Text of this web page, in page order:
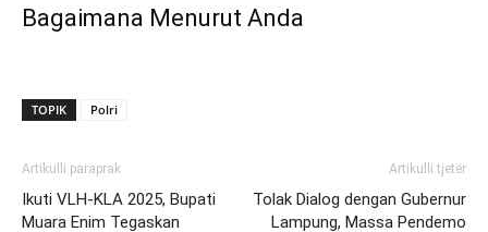
Bagaimana Menurut Anda
TOPIK Polri
Artikulli paraprak
Ikuti VLH-KLA 2025, Bupati
Muara Enim Tegaskan
Artikulli tjetër
Tolak Dialog dengan Gubernur
Lampung, Massa Pendemo